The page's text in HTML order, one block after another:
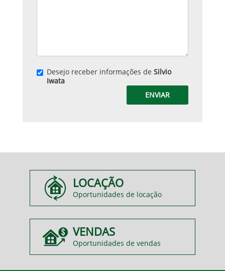
Desejo receber informações de Silvio
Iwata
ENVIAR
LOCAÇÃO
Oportunidades de locação
VENDAS
Oportunidades de vendas